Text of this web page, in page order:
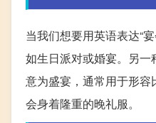
当我们想要用英语表达“
如生日派对或婚宴。另一
意为盛宴，通常用于形
会身着隆重的晚礼服。